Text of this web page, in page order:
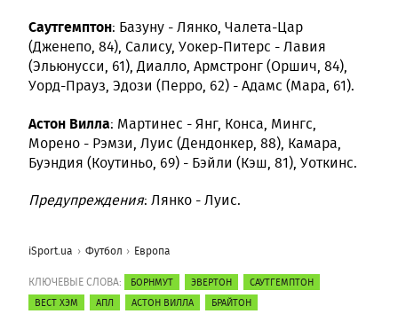
Саутгемптон: Базуну - Лянко, Чалета-Цар
(Дженепо, 84), Салису, Уокер-Питерс - Лавия
(Эльюнусси, 61), Диалло, Армстронг (Оршич, 84),
Уорд-Прауз, Эдози (Перро, 62) - Адамс (Мара, 61).
Астон Вилла: Мартинес - Янг, Конса, Мингс,
Морено - Рэмзи, Луис (Дендонкер, 88), Камара,
Буэндия (Коутиньо, 69) - Бэйли (Кэш, 81), Уоткинс.
Предупреждения: Лянко - Луис.
iSport.ua Футбол Европа
КЛЮЧЕВЫЕ СЛОВА: БОРНМУТ ЭВЕРТОН
САУТГЕМПТОН
ВЕСТ ХЭМ
АПЛ АСТОН ВИЛЛА
БРАЙТОН